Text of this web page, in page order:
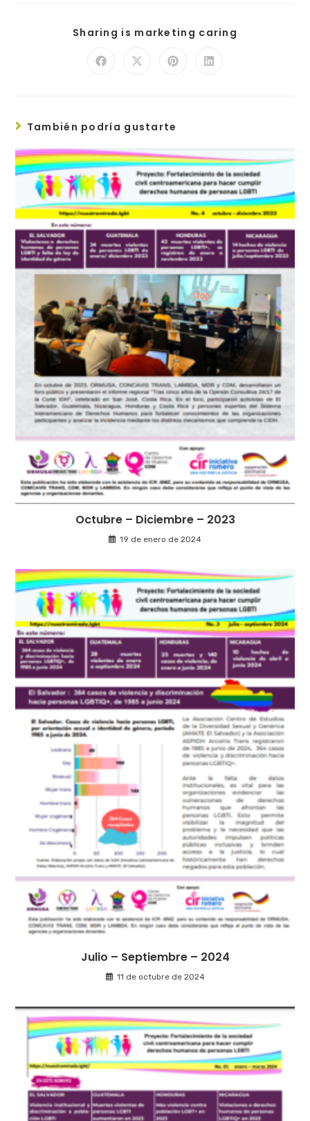
Sharing is marketing caring
También podría gustarte
Octubre – Diciembre – 2023
19 de enero de 2024
Julio – Septiembre – 2024
11 de octubre de 2024